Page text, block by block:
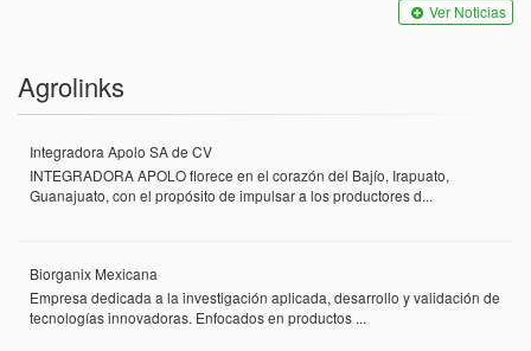
Ver Noticias
Agrolinks
Integradora Apolo SA de CV
INTEGRADORA APOLO florece en el corazón del Bajío, Irapuato,
Guanajuato, con el propósito de impulsar a los productores d...
Biorganix Mexicana
Empresa dedicada a la investigación aplicada, desarrollo y validación de
tecnologías innovadoras. Enfocados en productos ...